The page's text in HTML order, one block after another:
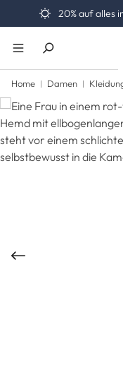
Zum Hauptinhalt
20% auf alles
Home Damen
Bildergalerie